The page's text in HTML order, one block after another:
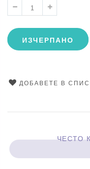
ИЗЧЕРПАНО
ДОБАВЕТЕ В
ЧЕСТО